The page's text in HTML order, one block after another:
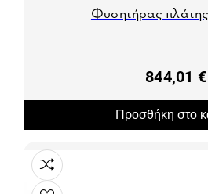
Φυσητήρας
844,01 €
Προσθήκη στο